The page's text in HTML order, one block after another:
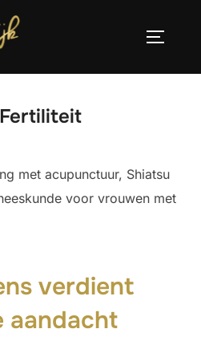
met acupunctuur, Shiatsu
voor vrouwen met
verdient
aandacht